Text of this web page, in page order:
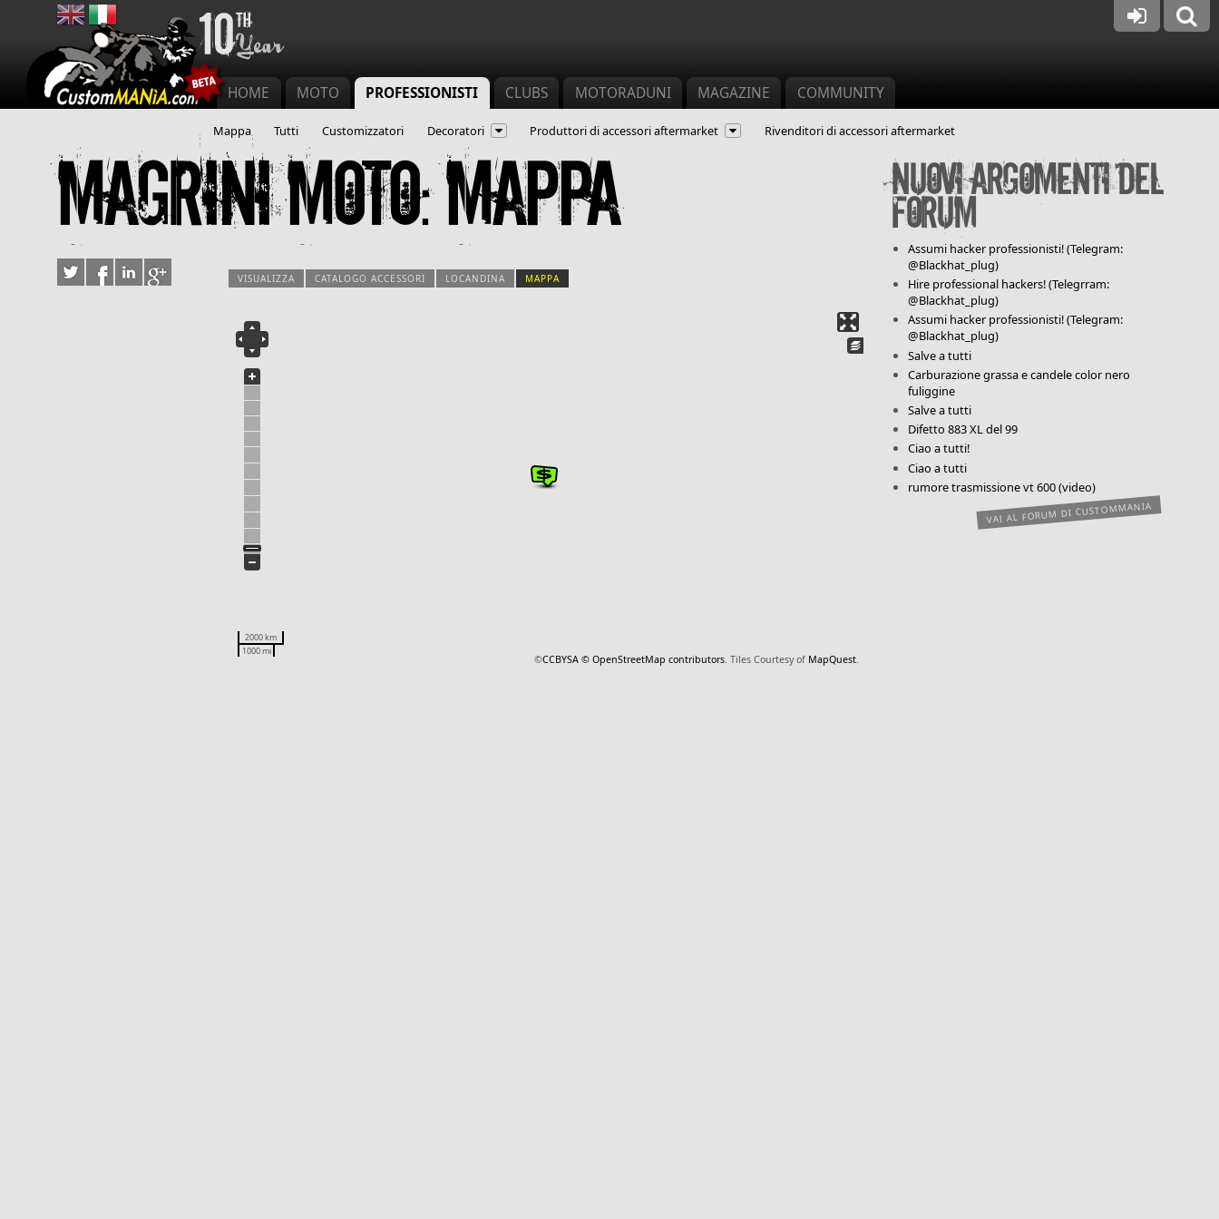
Magrini moto: mappa
Schede primarie
VISUALIZZA CATALOGO ACCESSORI LOCANDINA MAPPA
©CCBYSA © OpenStreetMap contributors. Tiles Courtesy of MapQuest.
2000 km
1000 mi
Nuovi argomenti del
forum
Assumi hacker professionisti! (Telegram:
@Blackhat_plug)
Hire professional hackers! (Telegrram:
@Blackhat_plug)
Assumi hacker professionisti! (Telegram:
@Blackhat_plug)
Salve a tutti
Carburazione grassa e candele color nero
fuliggine
Salve a tutti
Difetto 883 XL del 99
Ciao a tutti!
Ciao a tutti
rumore trasmissione vt 600 (video)
VAI AL FORUM DI CUSTOMMANIA
Menu principale
HOME MOTO PROFESSIONISTI CLUBS MOTORADUNI MAGAZINE COMMUNITY
Mappa Tutti Customizzatori Decoratori Produttori di accessori aftermarket Rivenditori di accessori aftermarket